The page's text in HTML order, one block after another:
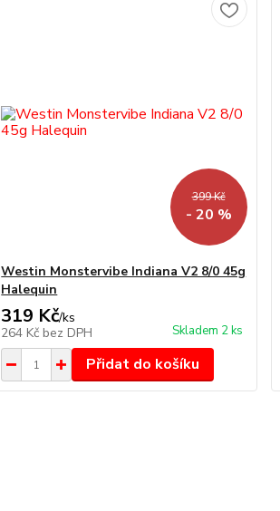
399 Kč
- 20 %
Westin Monstervibe Indiana V2 8/0 45g
Halequin
319 Kč/ks
264 Kč bez DPH Skladem 2 ks
Přidat do košíku